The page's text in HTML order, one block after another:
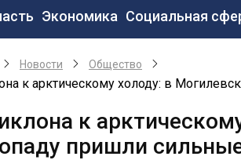
Экономика Социальная
Новости Общество
к арктическому холоду: в
к
пришли